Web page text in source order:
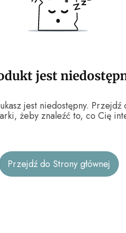
jest
jest niedostępny. Przejdź
żeby znaleźć to, co Cię
Przejdź do Strony głównej